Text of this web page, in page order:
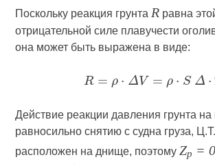
Поскольку реакция грунта R равна
отрицательной силе плавучести
она может быть выражена в виде:
Действие реакции давления грунта на
равносильно снятию с судна груза,
расположен на днище, поэтомуZр = 0